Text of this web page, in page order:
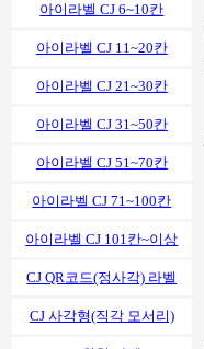
아이라벨 CJ 6~10칸
아이라벨 CJ 11~20칸
아이라벨 CJ 21~30칸
아이라벨 CJ 31~50칸
아이라벨 CJ 51~70칸
아이라벨 CJ 71~100칸
아이라벨 CJ 101칸~이상
CJ QR코드(정사각) 라벨
CJ 사각형(직각 모서리)